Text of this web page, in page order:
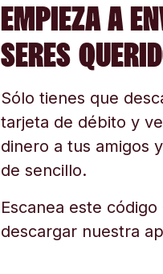
EMPIEZA A
SERES
Sólo tienes que
tarjeta de débito y
dinero a tus amigos
de sencillo.
Escanea este
descargar nuestra